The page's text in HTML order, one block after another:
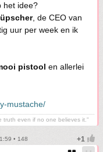
het idee?
, de CEO van
uur per week en ik
pistool en allerlei
mustache/
truth even if no one believes it."
• 148